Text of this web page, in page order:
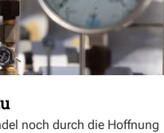
noch durch die Hoffnung